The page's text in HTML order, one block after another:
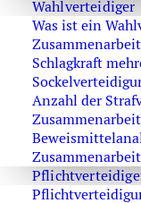
Wahlverteidiger
Was ist ein
Schlagkraft
Anzahl der
Die